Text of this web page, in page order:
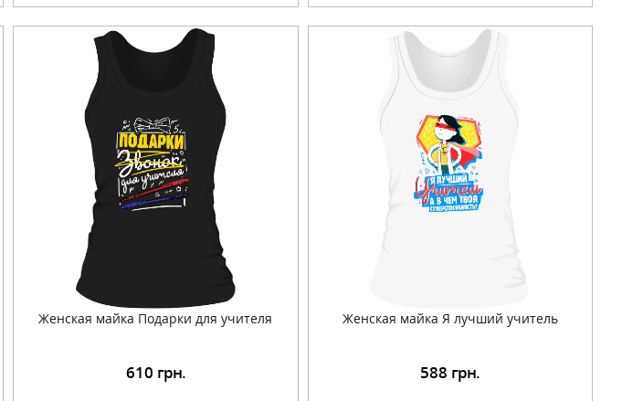
Женская майка Подарки для учителя
610 грн.
Женская майка Я лучший учитель
Подробнее 588 грн.